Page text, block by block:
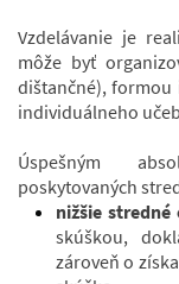
Vzdelávanie je
môže byť
dištančné), formou
individuálneho
Úspešným
poskytovaných
nižšie stredné
skúškou,
zároveň o